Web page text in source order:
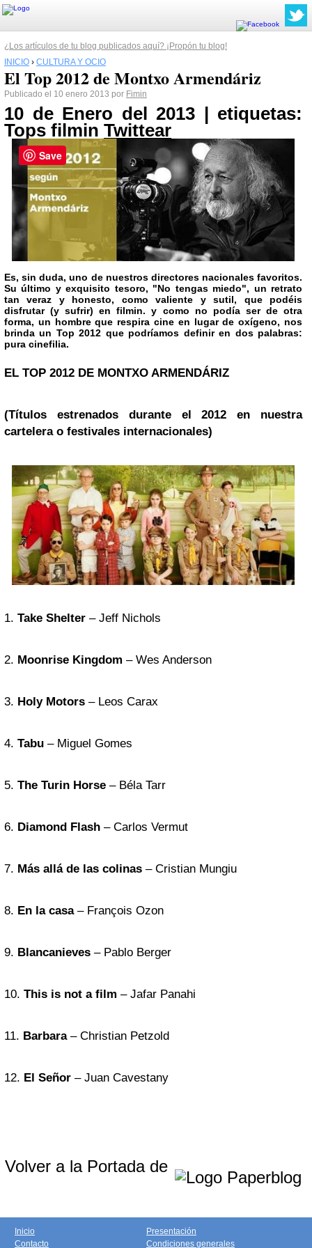
¿Los artículos de tu blog publicados aquí? ¡Propón tu blog!
INICIO › CULTURA Y OCIO
El Top 2012 de Montxo Armendáriz
Publicado el 10 enero 2013 por Fimin
10 de Enero del 2013 | etiquetas:
Tops filmin Twittear
Es, sin duda, uno de nuestros directores nacionales favoritos.
Su último y exquisito tesoro, "No tengas miedo", un retrato
tan veraz y honesto, como valiente y sutil, que podéis
disfrutar (y sufrir) en filmin. y como no podía ser de otra
forma, un hombre que respira cine en lugar de oxígeno, nos
brinda un Top 2012 que podríamos definir en dos palabras:
pura cinefilia.
EL TOP 2012 DE MONTXO ARMENDÁRIZ
(Títulos estrenados durante el 2012 en nuestra
cartelera o festivales internacionales)
1. Take Shelter – Jeff Nichols
2. Moonrise Kingdom – Wes Anderson
3. Holy Motors – Leos Carax
4. Tabu – Miguel Gomes
5. The Turin Horse – Béla Tarr
6. Diamond Flash – Carlos Vermut
7. Más allá de las colinas – Cristian Mungiu
8. En la casa – François Ozon
9. Blancanieves – Pablo Berger
10. This is not a film – Jafar Panahi
11. Barbara– Christian Petzold
12. El Señor – Juan Cavestany
Volver a la Portada de
Inicio
Contacto
Presentación
Condiciones generales
Save